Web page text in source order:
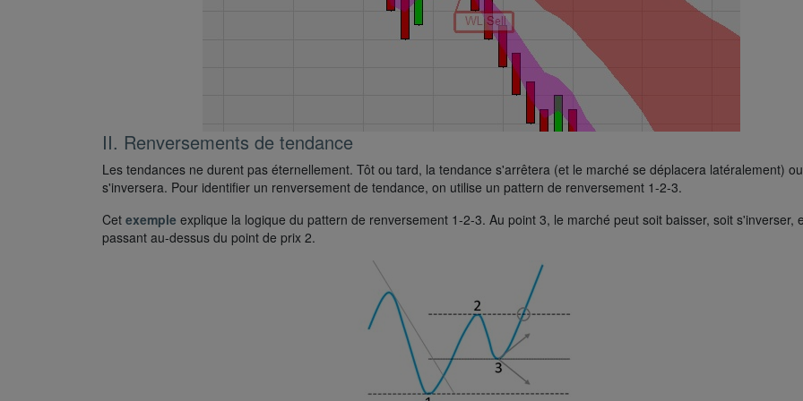
II. Renversements de tendance
Les tendances ne durent pas éternellement. Tôt ou tard, la tendance s'arrêtera (et le marché se déplacera latéralement) ou
s'inversera. Pour identifier un renversement de tendance, on utilise un pattern de renversement 1-2-3.
Cet exemple explique la logique du pattern de renversement 1-2-3. Au point 3, le marché peut soit baisser, soit s'inverser,
passant au-dessus du point de prix 2.